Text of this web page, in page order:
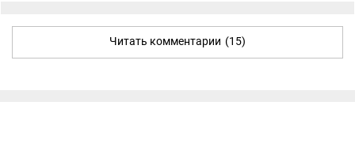
Читать комментарии (15)